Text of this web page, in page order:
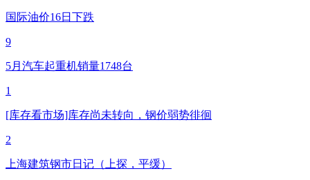
国际油价16日下跌
9
5月汽车起重机销量1748台
1
[库存看市场]库存尚未转向，钢价弱势徘徊
2
上海建筑钢市日记（上探，平缓）